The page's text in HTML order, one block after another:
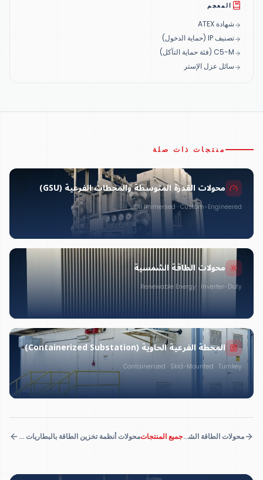
المعجم
شهادة ATEX
تصنيف IP (حماية الدخول)
C5-M (فئة حماية التآكل)
سائل عزل الإستر
منتجات ذات صلة
محولات القدرة المتوسطة والمحطات الفرعية (GSU)
Oil Immersed · Custom-Engineered
محولات الطاقة الشمسية
Renewable Energy · Inverter-Duty
المحطة الفرعية الحاوية (Containerized Substation)
Containerized · Skid-Mounted · Turnkey
محولات الطاقة الشمسيةجميع المنتجات محولات أنظمة تخزين الطاقة بالبطاريات (BESS)